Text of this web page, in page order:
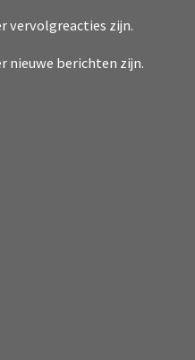
vervolgreacties zijn.
nieuwe berichten zijn.